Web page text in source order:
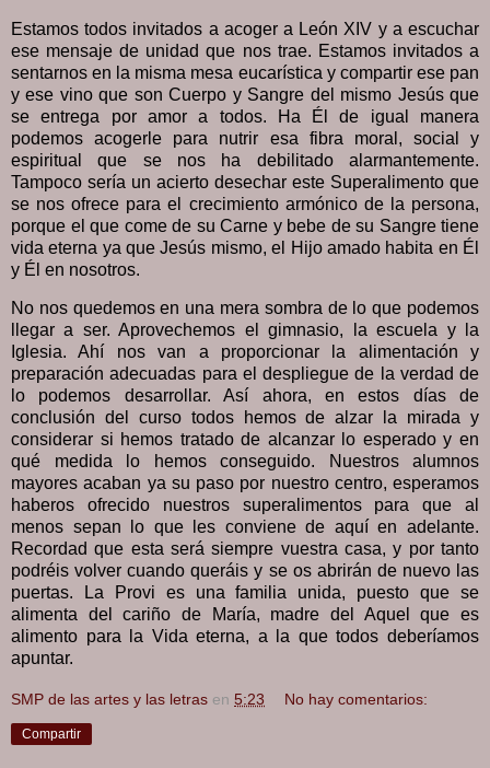
Estamos todos invitados a acoger a León XIV y a escuchar
ese mensaje de unidad que nos trae. Estamos invitados a
sentarnos en la misma mesa eucarística y compartir ese pan
y ese vino que son Cuerpo y Sangre del mismo Jesús que
se entrega por amor a todos. Ha Él de igual manera
podemos acogerle para nutrir esa fibra moral, social y
espiritual que se nos ha debilitado alarmantemente.
Tampoco sería un acierto desechar este Superalimento que
se nos ofrece para el crecimiento armónico de la persona,
porque el que come de su Carne y bebe de su Sangre tiene
vida eterna ya que Jesús mismo, el Hijo amado habita en Él
y Él en nosotros.
No nos quedemos en una mera sombra de lo que podemos
llegar a ser. Aprovechemos el gimnasio, la escuela y la
Iglesia. Ahí nos van a proporcionar la alimentación y
preparación adecuadas para el despliegue de la verdad de
lo podemos desarrollar. Así ahora, en estos días de
conclusión del curso todos hemos de alzar la mirada y
considerar si hemos tratado de alcanzar lo esperado y en
qué medida lo hemos conseguido. Nuestros alumnos
mayores acaban ya su paso por nuestro centro, esperamos
haberos ofrecido nuestros superalimentos para que al
menos sepan lo que les conviene de aquí en adelante.
Recordad que esta será siempre vuestra casa, y por tanto
podréis volver cuando queráis y se os abrirán de nuevo las
puertas. La Provi es una familia unida, puesto que se
alimenta del cariño de María, madre del Aquel que es
alimento para la Vida eterna, a la que todos deberíamos
apuntar.
SMP de las artes y las letras en 5:23 No hay comentarios:
Compartir